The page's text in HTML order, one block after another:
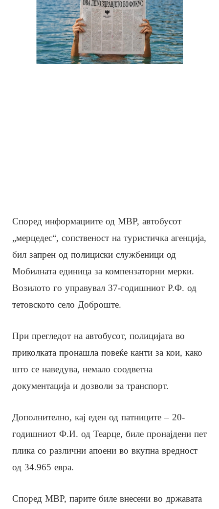
Според информациите од МВР, автобусот
„мерцедес“, сопственост на туристичка агенција,
бил запрен од полициски службеници од
Мобилната единица за компензаторни мерки.
Возилото го управувал 37-годишниот Р.Ф. од
тетовското село Доброште.
При прегледот на автобусот, полицијата во
приколката пронашла повеќе канти за кои, како
што се наведува, немало соодветна
документација и дозволи за транспорт.
Дополнително, кај еден од патниците – 20-
годишниот Ф.И. од Теарце, биле пронајдени пет
плика со различни апоени во вкупна вредност
од 34.965 евра.
Според МВР, парите биле внесени во државата